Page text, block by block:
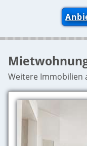
Weitere Immobilien